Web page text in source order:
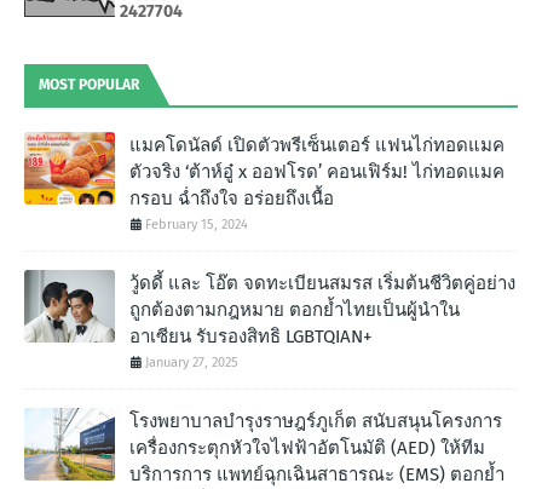
2427704
MOST POPULAR
แมคโดนัลด์ เปิดตัวพรีเซ็นเตอร์ แฟนไก่ทอดแมค
ตัวจริง ‘ต้าห์อู๋ x ออฟโรด’ คอนเฟิร์ม! ไก่ทอดแมค
กรอบ ฉํ่าถึงใจ อร่อยถึงเนื้อ
February 15, 2024
วู้ดดี้ และ โอ๊ต จดทะเบียนสมรส เริ่มต้นชีวิตคู่อย่าง
ถูกต้องตามกฎหมาย ตอกย้ำไทยเป็นผู้นำใน
อาเซียน รับรองสิทธิ LGBTQIAN+
January 27, 2025
โรงพยาบาลบำรุงราษฎร์ภูเก็ต สนับสนุนโครงการ
เครื่องกระตุกหัวใจไฟฟ้าอัตโนมัติ (AED) ให้ทีม
บริการการ แพทย์ฉุกเฉินสาธารณะ (EMS) ตอกย้ำ